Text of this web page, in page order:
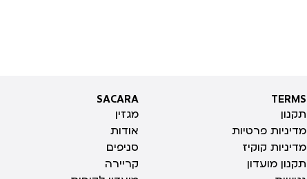
TERMS
TERMS
תקנון
מדיניות פרטיות
מדיניות קוקיז
תקנון מועדון
SACARA
SACARA
מגזין
אודות
סניפים
קריירה